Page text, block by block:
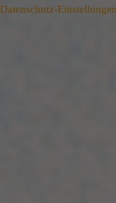
Datenschutz-Einstellungen